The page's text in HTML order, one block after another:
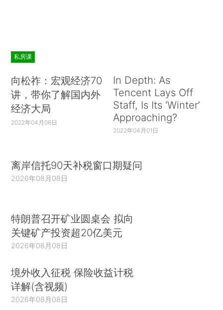
私房课
向松祚：宏观经济70
讲，带你了解国内外
经济大局
2022年04月06日
In Depth: As
Tencent Lays Off
Staff, Is Its ‘Winter’
Approaching?
2022年04月01日
离岸信托90天补税窗口期疑问
2026年08月08日
特朗普召开矿业圆桌会 拟向
关键矿产投资超20亿美元
2026年08月08日
境外收入征税 保险收益计税
详解(含视频)
2026年08月08日